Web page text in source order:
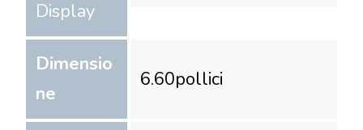
Display
Dimensio
ne
6.60pollici